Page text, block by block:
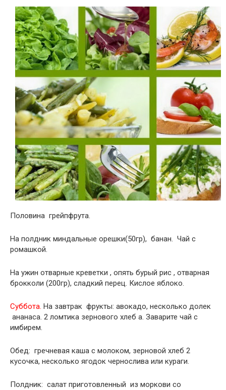
Половина грейпфрута.
На полдник миндальные орешки(50гр), банан. Чай с
ромашкой.
На ужин отварные креветки , опять бурый рис , отварная
брокколи (200гр), сладкий перец. Кислое яблоко.
Суббота. На завтрак фрукты: авокадо, несколько долек
ананаса. 2 ломтика зернового хлеб а. Заварите чай с
имбирем.
Обед: гречневая каша с молоком, зерновой хлеб 2
кусочка, несколько ягодок чернослива или кураги.
Полдник: салат приготовленный из моркови со